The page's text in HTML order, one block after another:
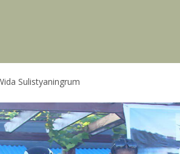
Sulistyaningrum